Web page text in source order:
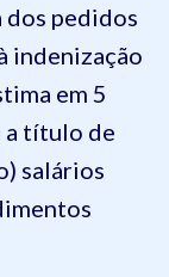
dos pedidos
indenização
em 5
a título de
salários